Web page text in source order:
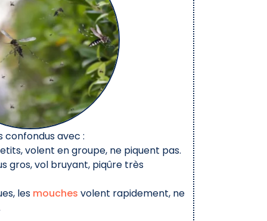
confondus avec :
volent en groupe, ne piquent pas.
gros, vol bruyant, piqûre très
les mouches volent rapidement, ne